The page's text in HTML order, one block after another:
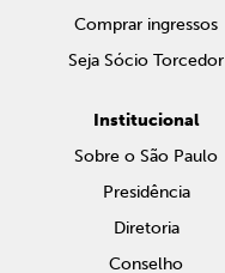
Comprar ingressos
Seja Sócio Torcedor
Institucional
Sobre o São Paulo
Presidência
Diretoria
Conselho